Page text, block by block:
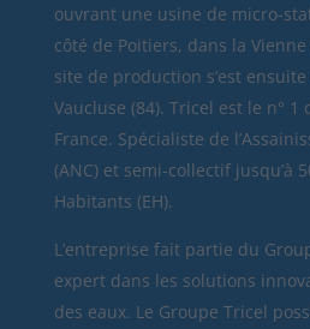
ouvrant une usine de micro-
côté de Poitiers, dans la
site de production s’est
Vaucluse (84). Tricel est le n°
France. Spécialiste de
(ANC) et semi-collectif jusqu’à
Habitants (EH).
L’entreprise fait partie du
expert dans les solutions
des eaux. Le Groupe Tricel